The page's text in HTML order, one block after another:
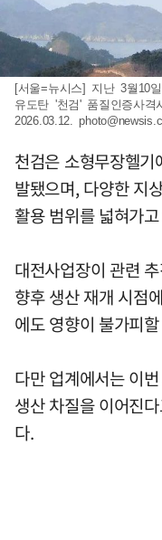
[서울=뉴시스] 지난 3월10
유도탄 '천검' 품질인증사
2026.03.12.
천검은 소형무장헬
발됐으며, 다양한 지
활용 범위를 넓혀가
대전사업장이 관련
향후 생산 재개 시점
에도 영향이 불가피
다만 업계에서는 이
생산 차질을 이어진
다.